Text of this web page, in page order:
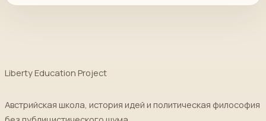
Liberty Education Project
Австрийская школа, история идей и политическая философия